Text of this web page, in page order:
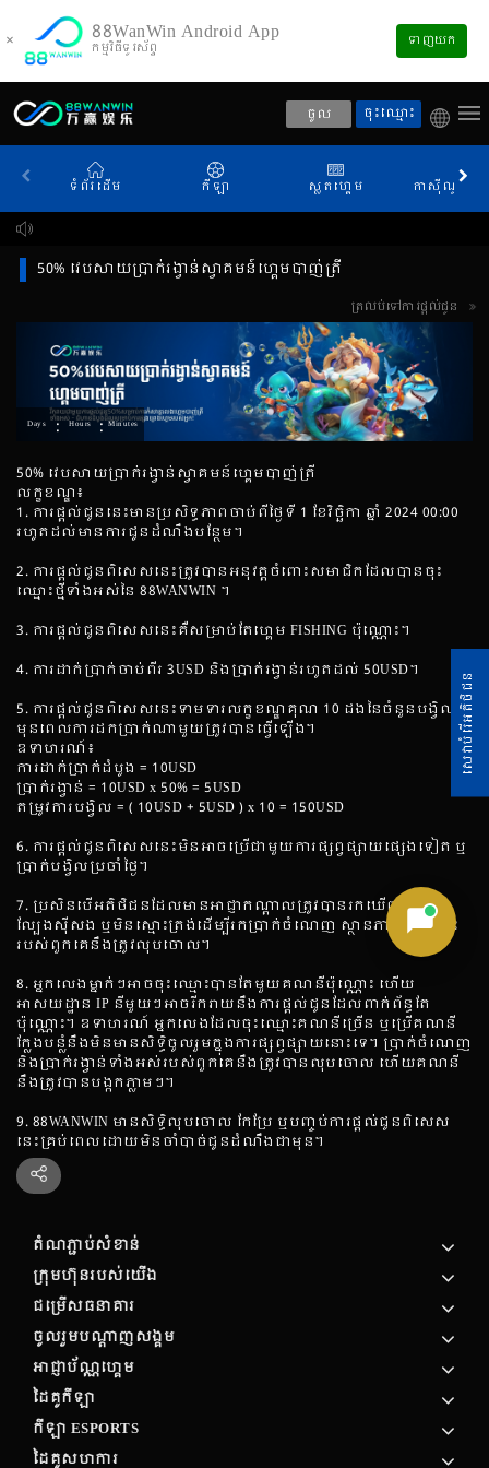
× 88WanWin Android App
កម្មវិធីទូរស័ព្ទ ទាញយក
ចូល ចុះឈ្មោះ
ទំព័រដើម កីឡា ស្លតហ្គេម កាស៊ីណូផ្សា
50% វេបសាយប្រាក់រង្វាន់ស្វាគមន៍ហ្គេមបាញ់ត្រី
ត្រលប់ទៅការផ្តល់ជូន
Days : Hours : Minutes
50% វេបសាយប្រាក់រង្វាន់ស្វាគមន៍ហ្គេមបាញ់ត្រី
លក្ខខណ្ឌ៖
1. ការផ្តល់ជូននេះមានប្រសិទ្ធភាពចាប់ពីថ្ងៃទី 1 ខែវិច្ឆិកា ឆ្នាំ 2024 00:00
រហូតដល់មានការជូនដំណឹងបន្ថែម។
2. ការផ្តល់ជូនពិសេសនេះត្រូវបានអនុវត្តចំពោះសមាជិកដែលបានចុះ
ឈ្មោះថ្មីទាំងអស់នៃ 88WANWIN ។
3. ការផ្តល់ជូនពិសេសនេះគឺសម្រាប់តែហ្គេម FISHING ប៉ុណ្ណោះ។
4. ការដាក់ប្រាក់ចាប់ពីរ 3USD និងប្រាក់រង្វាន់រហូតដល់ 50USD។
5. ការផ្តល់ជូនពិសេសនេះទាមទារលក្ខខណ្ឌគុណ 10 ដងនៃចំនួនបង្វិល
មុនពេលការដកប្រាក់ណាមួយត្រូវបានធ្វើឡើង។
ឧទាហរណ៍៖
ការដាក់ប្រាក់ដំបូង = 10USD
ប្រាក់រង្វាន់ = 10USD x 50% = 5USD
តម្រូវការបង្វិល = ( 10USD + 5USD ) x 10 = 150USD
6. ការផ្តល់ជូនពិសេសនេះមិនអាចប្រើជាមួយការផ្សព្វផ្សាយផ្សេងទៀត ឬ
ប្រាក់បង្វិលប្រចាំថ្ងៃ។
7. ប្រសិនបើអតិថិជនដែលមានអាជ្ញាកណ្តាលត្រូវបានរកឃើញថាជា
ល្បែងស៊ីសង ឬមិនស្មោះត្រង់ដើម្បីរកប្រាក់ចំណេញ ស្ថានភាពអនុគ្រោះ
របស់ពួកគេនឹងត្រូវលុបចោល។
8. អ្នកលេងម្នាក់ៗអាចចុះឈ្មោះបានតែមួយគណនីប៉ុណ្ណោះ ហើយ
អាសយដ្ឋាន IP នីមួយៗអាចរីករាយនឹងការផ្តល់ជូនដែលពាក់ព័ន្ធតែ
ប៉ុណ្ណោះ។ ឧទាហរណ៍ អ្នកលេងដែលចុះឈ្មោះគណនីច្រើន ឬប្រើគណនី
ក្លែងបន្លំនឹងមិនមានសិទ្ធិចូលរួមក្នុងការផ្សព្វផ្សាយនោះទេ។ ប្រាក់ចំណេញ
និងប្រាក់រង្វាន់ទាំងអស់របស់ពួកគេនឹងត្រូវបានលុបចោល ហើយគណនី
នឹងត្រូវបានបង្កកភ្លាមៗ។
9. 88WANWIN មានសិទ្ធិលុបចោល កែប្រែ ឬបញ្ចប់ការផ្តល់ជូនពិសេស
នេះគ្រប់ពេលដោយមិនចាំបាច់ជូនដំណឹងជាមុន។
តំណភ្ជាប់សំខាន់
ក្រុមហ៊ុន​របស់​យើង
ជម្រើសធនាគារ
ចូលរួមបណ្តាញសង្គម
អាជ្ញាប័ណ្ណហ្គេម
ដៃគូកីឡា
កីឡា ESPORTS
ដៃគូសហការ
សេវាបំរើអតិថិជន